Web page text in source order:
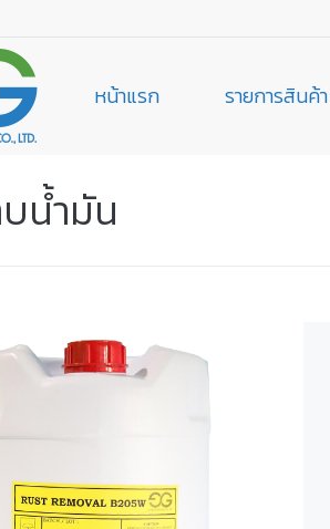
หน้าแรก รายการสินค้า
น้ำมัน